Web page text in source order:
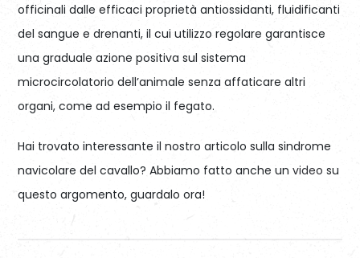
officinali dalle efficaci proprietà antiossidanti, fluidificanti
del sangue e drenanti, il cui utilizzo regolare garantisce
una graduale azione positiva sul sistema
microcircolatorio dell’animale senza affaticare altri
organi, come ad esempio il fegato.
Hai trovato interessante il nostro articolo sulla sindrome
navicolare del cavallo? Abbiamo fatto anche unvideo su
questo argomento, guardalo ora!